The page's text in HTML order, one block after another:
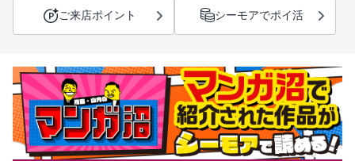
ご来店ポイント シーモアでポイ活